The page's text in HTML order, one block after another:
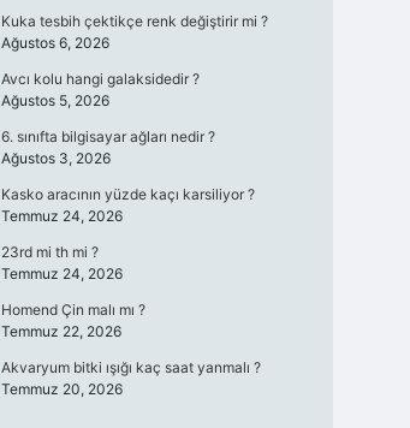
Kuka tesbih çektikçe renk değiştirir mi ?
Ağustos 6, 2026
Avcı kolu hangi galaksidedir ?
Ağustos 5, 2026
6. sınıfta bilgisayar ağları nedir ?
Ağustos 3, 2026
Kasko aracının yüzde kaçı karsiliyor ?
Temmuz 24, 2026
23rd mi th mi ?
Temmuz 24, 2026
Homend Çin malı mı ?
Temmuz 22, 2026
Akvaryum bitki ışığı kaç saat yanmalı ?
Temmuz 20, 2026